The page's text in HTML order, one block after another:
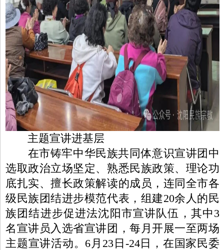
主题宣讲进基层
在市铸牢中华民族共同体意识宣讲团中
选取政治立场坚定、熟悉民族政策、理论功
底扎实、擅长政策解读的成员，连同全市各
级民族团结进步模范代表，组建20余人的民
族团结进步促进法沈阳市宣讲队伍，其中3
名宣讲员入选省宣讲团，每月开展一至两场
主题宣讲活动。6月23日-24日，在国家民委